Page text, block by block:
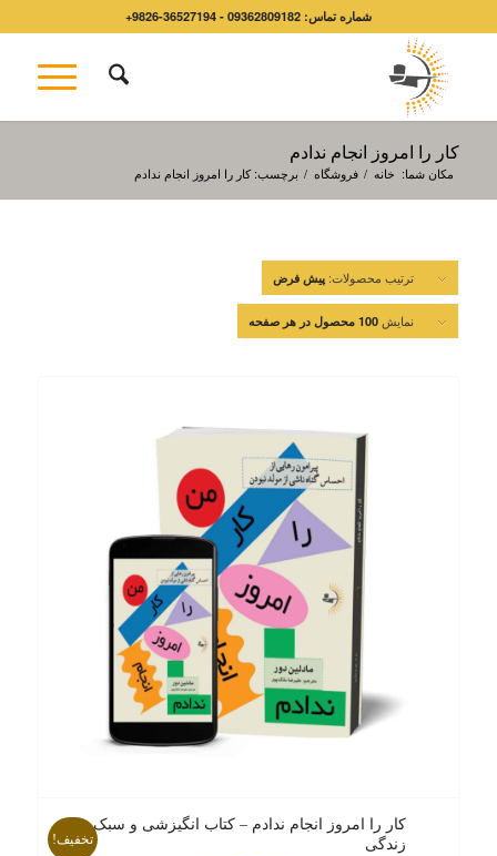
شماره تماس: 09362809182 - 36527194-9826+
کار را امروز انجام ندادم
مکان شما: خانه / فروشگاه / برچسب: کار را امروز انجام ندادم
ترتیب محصولات: پیش فرض
نمایش 100 محصول در هر صفحه
کار را امروز انجام ندادم – کتاب انگیزشی و سبک
زندگی
تخفیف!